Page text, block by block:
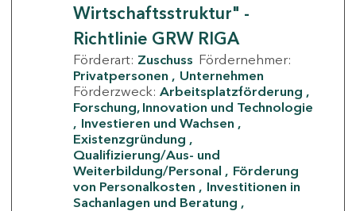
Wirtschaftsstruktur" -
Richtlinie GRW RIGA
Förderart: Zuschuss Fördernehmer:
Privatpersonen
Unternehmen
Förderzweck: Arbeitsplatzförderung
Forschung, Innovation und Technologie
Investieren und Wachsen
Existenzgründung
Qualifizierung/Aus- und
Weiterbildung/Personal
Förderung
von Personalkosten
Investitionen in
Sachanlagen und Beratung